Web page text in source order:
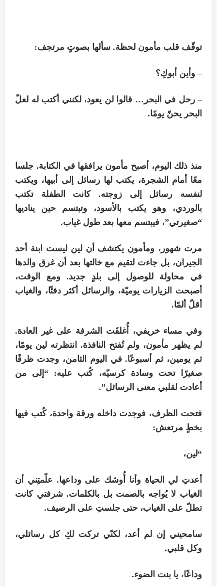
توقّف قلب مأمون لحظة. سألها بصوتٍ مرتجف:
– وأين أبوكِ؟
– رحل في البحر… قالوا لن يعود، لكنني أكتب له لعلّ
البحر يحنّ يومًا.
منذ ذلك اليوم، أصبح مأمون يرافقها في الكتابة. جلسا
معًا أمام الشجرة، يكتب لها رسائل إلى أبيها، ويكتب
لنفسه رسائل إلى زوجته. كانت الطفلة تكتب
بالوردي، وهو يكتب بالأسود، وتبتسم حين يناديها
“صغيرتي”، فيبتسم معها بعد طول غياب.
مرت شهور، ومأمون يكتشف أن لين ليست ابنة أحد
الجيران، بل جاءت لتقيم مع خالتها بعد أن غرق والدها
في محاولة للوصول إلى بلدٍ جديد. ومع الوقت،
أصبحت الزيارات يوميّة، والرسائل أكثر دفئًا، والغياب
أقلّ ألمًا.
وفي مساء خريفي، أُغلقَت الشرفة على غير العادة.
لم يظهر مأمون، ولم تُفتح النافذة. انتظرته لين يومًا،
ثم يومين، ثم أسبوعًا. في اليوم الثامن، وجدت ظرفًا
صغيرًا تحت وسادة كرسيّه، كُتب عليه: “إلى من
أعادت لقلبي معنى الرسائل”.
فتحت الظرف، فوجدت داخله ورقة واحدة، كُتب فيها
بخطٍ مرتعش:
“لين،
أعدتِ لي الحياة وأنا أُوشك على وداعها. علّمتِني أن
الغياب لا يُواجه بالصمت بل بالكلمات. شرفتي كانت
تطلّ على الغياب، حتى جلستِ على الرصيف.
سامحيني إن لم أعد، لكنّي تركت لكِ كل رسائلي،
وكل قلبي.
وداعًا، يا بنت الضوء.